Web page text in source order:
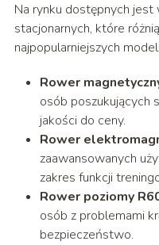
Na rynku dostępnych
stacjonarnych, które
najpopularniejszych
Rower
osób poszukujących
jakości do ceny.
Rower
zaawansowanych
zakres funkcji
Rower poziomy
osób z problemami
bezpieczeństwo.